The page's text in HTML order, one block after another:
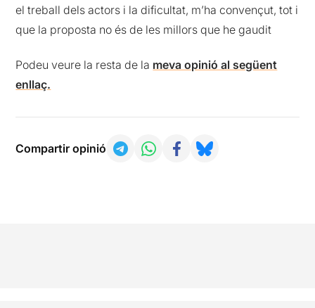
el treball dels actors i la dificultat, m’ha convençut, tot i
que la proposta no és de les millors que he gaudit
Podeu veure la resta de la meva opinió al següent
enllaç.
Compartir opinió